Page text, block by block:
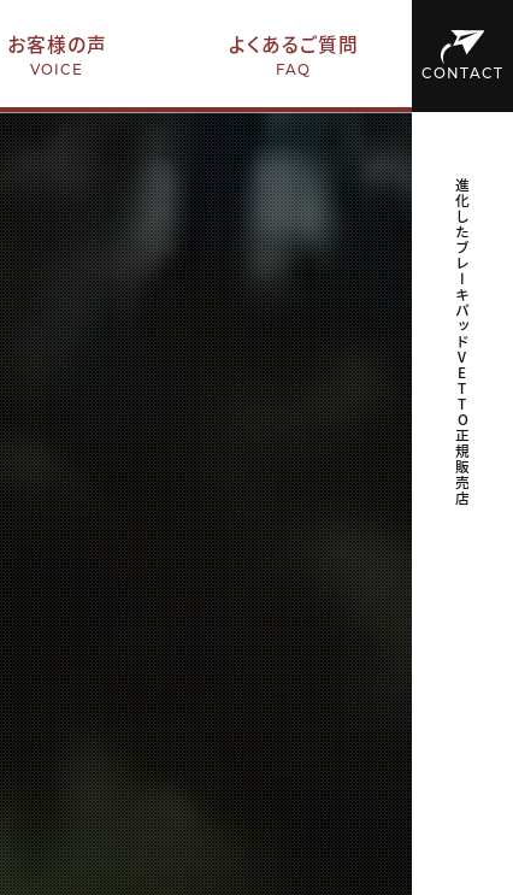
お客様の声
VOICE
よくあるご質問
FAQ CONTACT
進化したブレーキパッドVETTO正規販売店